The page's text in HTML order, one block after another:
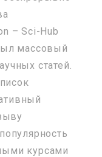
– Sci-Hub
массовый
статей.
курсами